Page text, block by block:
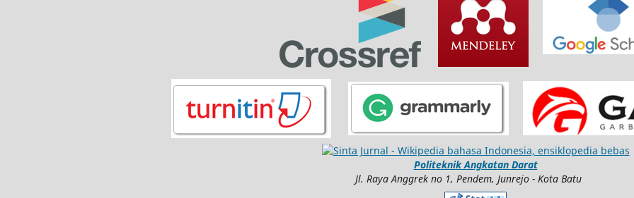
Politeknik Angkatan Darat
Jl. Raya Anggrek no 1, Pendem, Junrejo - Kota Batu